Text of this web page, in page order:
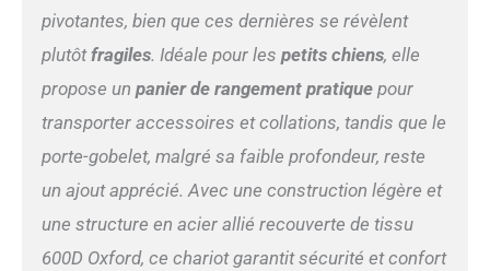
fraîche et agréable au fil du
temps. CONCEPTION BIEN
intégré, grand panier pour
boissons et friandises,
bandes réfléchissantes
pour sécurité nocturne, toit
amovible pour promenades
par temps pluvieux.
pivotantes, bien que ces dernières se révèlent
plutôtfragiles. Idéale pour les petits chiens, elle
propose un panier de rangement pratiquepour
transporter accessoires et collations, tandis que le
porte-gobelet, malgré sa faible profondeur, reste
un ajout apprécié. Avec une construction légère et
une structure en acier allié recouverte de tissu
600D Oxford, ce chariot garantit sécurité et confort